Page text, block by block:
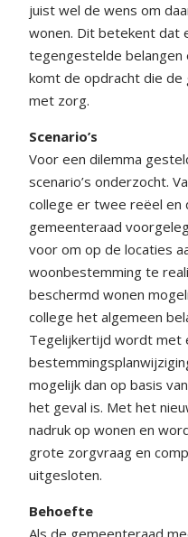
juist wel de wens om
wonen. Dit betekent dat
tegengestelde belangen
komt de opdracht die
met zorg.
Scenario’s
Voor een dilemma
scenario’s onderzocht.
college er twee reëel en
gemeenteraad
voor om op de locaties
woonbestemming te
beschermd wonen
college het algemeen
Tegelijkertijd wordt met
mogelijk dan op basis
het geval is. Met het
nadruk op wonen en
grote zorgvraag en
uitgesloten.
Behoefte
Als de gemeenteraad